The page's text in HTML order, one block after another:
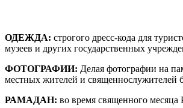
ОДЕЖДА: строгого дресс-кода для
музеев и других государственных
ФОТОГРАФИИ: Делая фотографии на
местных жителей и священнослужителей
РАМАДАН: во время священного